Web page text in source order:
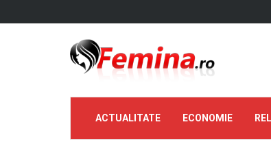
ACTUALITATE ECONOMIE